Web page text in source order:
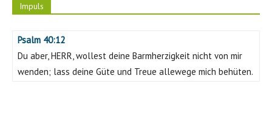
Impuls
Psalm 40:12
Du aber, HERR, wollest deine Barmherzigkeit nicht von mir
wenden; lass deine Güte und Treue allewege mich behüten.